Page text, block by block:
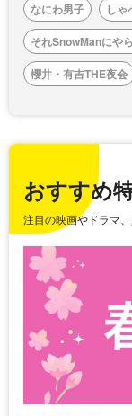
なにわ男子
しゃ
それSnowManにや
櫻井・有吉THE夜会
おすすめ
注目の映画やドラマ